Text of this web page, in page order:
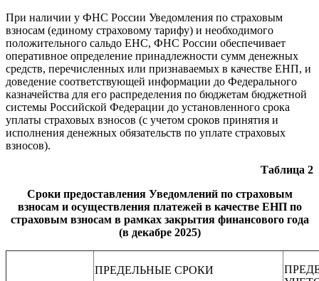
При наличии у ФНС России Уведомления по страховым
взносам (единому страховому тарифу) и необходимого
положительного сальдо ЕНС, ФНС России обеспечивает
оперативное определение принадлежности сумм денежных
средств, перечисленных или признаваемых в качестве ЕНП, и
доведение соответствующей информации до Федерального
казначейства для его распределения по бюджетам бюджетной
системы Российской Федерации до установленного срока
уплаты страховых взносов (с учетом сроков принятия и
исполнения денежных обязательств по уплате страховых
взносов).
Таблица 2
Сроки предоставления Уведомлений по страховым
взносам и осуществления платежей в качестве ЕНП по
страховым взносам в рамках закрытия финансового года
(в декабре 2025)
ПРЕДЕЛЬНЫЕ СРОКИ